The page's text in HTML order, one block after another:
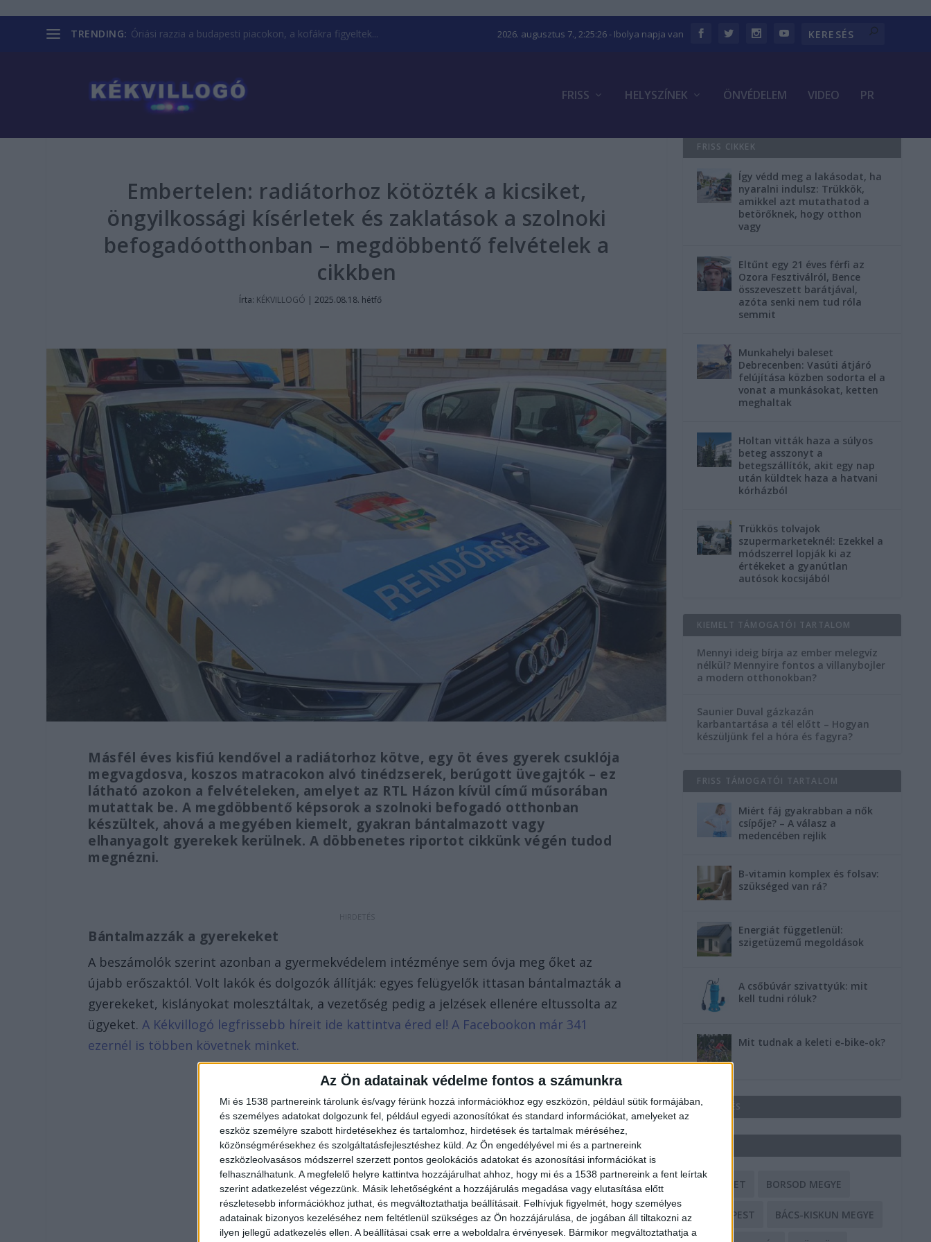
Az Ön adatainak védelme fontos a számunkra
Mi és 1538 partnereink tárolunk és/vagy férünk hozzá információkhoz egy eszközön, például sütik formájában,
és személyes adatokat dolgozunk fel, például egyedi azonosítókat és standard információkat, amelyeket az
eszköz személyre szabott hirdetésekhez és tartalomhoz, hirdetések és tartalmak méréséhez,
közönségmérésekhez és szolgáltatásfejlesztéshez küld. Az Ön engedélyével mi és a partnereink
eszközleolvasásos módszerrel szerzett pontos geolokációs adatokat és azonosítási információkat is
felhasználhatunk. A megfelelő helyre kattintva hozzájárulhat ahhoz, hogy mi és a 1538 partnereink a fent leírtak
szerint adatkezelést végezzünk. Másik lehetőségként a hozzájárulás megadása vagy elutasítása előtt
részletesebb információkhoz juthat, és megváltoztathatja beállításait. Felhívjuk figyelmét, hogy személyes
adatainak bizonyos kezeléséhez nem feltétlenül szükséges az Ön hozzájárulása, de jogában áll tiltakozni az
ilyen jellegű adatkezelés ellen. A beállításai csak erre a weboldalra érvényesek. Bármikor megváltoztathatja a
TRENDING: Óriási razzia a budapesti piacokon, a kofákra figyeltek... 2026. augusztus 7., 2:25:27- Ibolya napja van
FRISS HELYSZÍNEK ÖNVÉDELEM VIDEO PR
Embertelen: radiátorhoz kötözték a kicsiket,
öngyilkossági kísérletek és zaklatások a szolnoki
befogadóotthonban – megdöbbentő felvételek a
cikkben
Írta: KÉKVILLOGÓ |2025.08.18. hétfő
Másfél éves kisfiú kendővel a radiátorhoz kötve, egy öt éves gyerek csuklója
megvagdosva, koszos matracokon alvó tinédzserek, berúgott üvegajtók – ez
látható azokon a felvételeken, amelyet az RTL Házon kívül című műsorában
mutattak be. A megdöbbentő képsorok a szolnoki befogadó otthonban
készültek, ahová a megyében kiemelt, gyakran bántalmazott vagy
elhanyagolt gyerekek kerülnek. A döbbenetes riportot cikkünk végén tudod
megnézni.
Bántalmazzák a gyerekeket
A beszámolók szerint azonban a gyermekvédelem intézménye sem óvja meg őket az
újabb erőszaktól. Volt lakók és dolgozók állítják: egyes felügyelők ittasan bántalmazták a
gyerekeket, kislányokat molesztáltak, a vezetőség pedig a jelzések ellenére eltussolta az
ügyeket.A Kékvillogó legfrissebb híreit ide kattintva éred el! A Facebookon már 341
ezernél is többen követnek minket.
FRISS CIKKEK
Így védd meg a lakásodat, ha
nyaralni indulsz: Trükkök,
amikkel azt mutathatod a
betörőknek, hogy otthon
vagy
Eltűnt egy 21 éves férfi az
Ozora Fesztiválról, Bence
összeveszett barátjával,
azóta senki nem tud róla
semmit
Munkahelyi baleset
Debrecenben: Vasúti átjáró
felújítása közben sodorta el a
vonat a munkásokat, ketten
meghaltak
Holtan vitták haza a súlyos
beteg asszonyt a
betegszállítók, akit egy nap
után küldtek haza a hatvani
kórházból
Trükkös tolvajok
szupermarketeknél: Ezekkel a
módszerrel lopják ki az
értékeket a gyanútlan
autósok kocsijából
KIEMELT TÁMOGATÓI TARTALOM
Mennyi ideig bírja az ember melegvíz
nélkül? Mennyire fontos a villanybojler
a modern otthonokban?
Saunier Duval gázkazán
karbantartása a tél előtt – Hogyan
készüljünk fel a hóra és fagyra?
FRISS TÁMOGATÓI TARTALOM
Miért fáj gyakrabban a nők
csípője? – A válasz a
medencében rejlik
B-vitamin komplex és folsav:
szükséged van rá?
Energiát függetlenül:
szigetüzemű megoldások
A csőbúvár szivattyúk: mit
kell tudni róluk?
Mit tudnak a keleti e-bike-ok?
HIRDETÉS
BALESET BORSOD MEGYE
BUDAPEST BÁCS-KISKUN MEGYE